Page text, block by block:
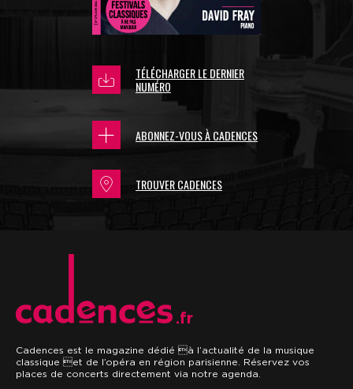
TÉLÉCHARGER LE DERNIER
NUMÉRO
ABONNEZ-VOUS À CADENCES
TROUVER CADENCES
.fr
Cadences est le magazine dédié à l’actualité de la musique
classique et de l’opéra en région parisienne. Réservez vos
places de concerts directement via notre agenda.